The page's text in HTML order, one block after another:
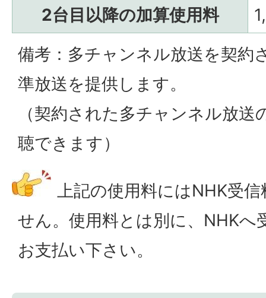
2台目以降の加算使用料
備考：多チャンネル放送を契約
準放送を提供します。
（契約された多チャンネル放
聴できます）
上記の使用料にはNHK受
せん。使用料とは別に、NHKへ
お支払い下さい。